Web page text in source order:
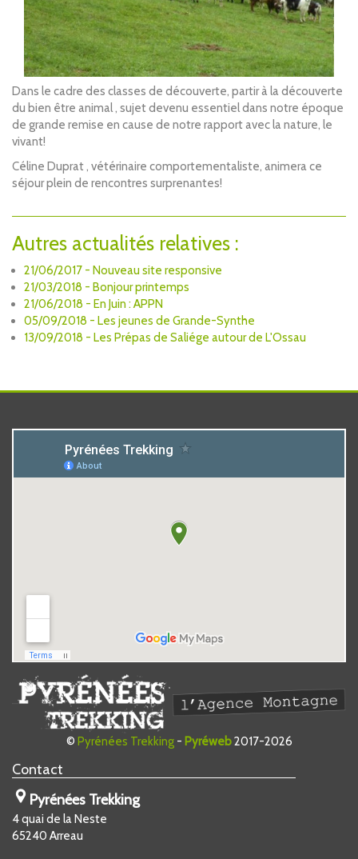
Dans le cadre des classes de découverte, partir à la découverte
du bien être animal , sujet devenu essentiel dans notre époque
de grande remise en cause de notre rapport avec la nature, le
vivant!
Céline Duprat , vétérinaire comportementaliste, animera ce
séjour plein de rencontres surprenantes!
Autres actualités relatives :
21/06/2017 - Nouveau site responsive
21/03/2018 - Bonjour printemps
21/06/2018 - En Juin : APPN
05/09/2018 - Les jeunes de Grande-Synthe
13/09/2018 - Les Prépas de Saliége autour de L'Ossau
© Pyrénées Trekking- Pyréweb2017-2026
Contact
Pyrénées Trekking
4 quai de la Neste
65240 Arreau